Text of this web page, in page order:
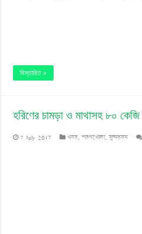
বিস্তারিত »
হরিণের চামড়া ও মাথাসহ ৮০
7 July 2017 খবর,শরণখোলা,সুন্দরবন